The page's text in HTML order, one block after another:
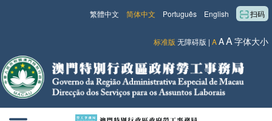
扫码
English
Português
简体中文
繁體中文
标准版 无障碍版 | AAA字体大小